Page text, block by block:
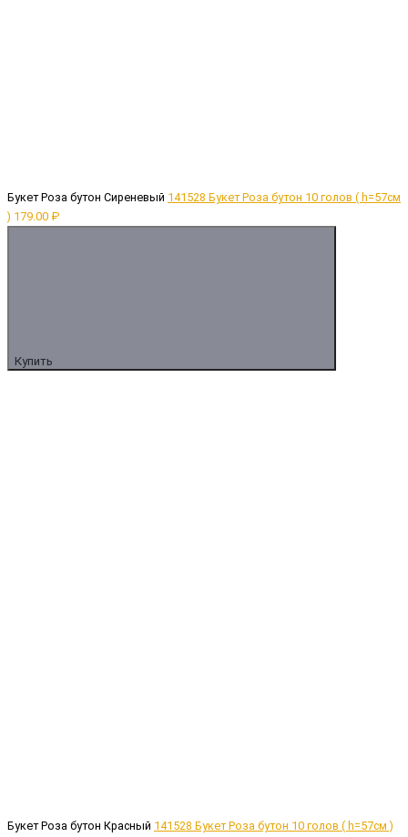
Букет Роза бутон Сиреневый 141528 Букет Роза бутон 10 голов ( h=57см
) 179.00 ₽
Купить
Букет Роза бутон Красный 141528 Букет Роза бутон 10 голов ( h=57см )